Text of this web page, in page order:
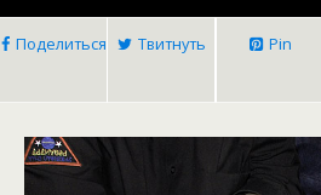
Поделиться Твитнуть Pin